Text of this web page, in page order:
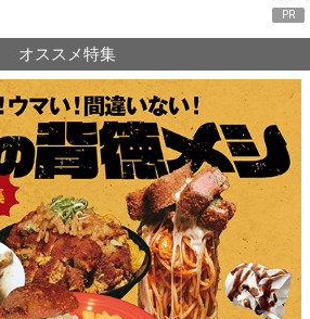
PR
オススメ特集